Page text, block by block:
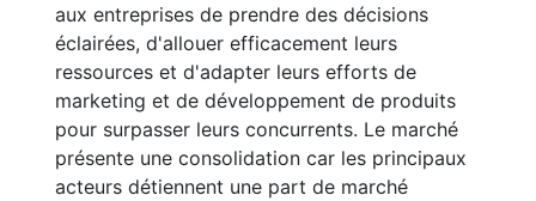
aux entreprises de prendre des décisions
éclairées, d'allouer efficacement leurs
ressources et d'adapter leurs efforts de
marketing et de développement de produits
pour surpasser leurs concurrents. Le marché
présente une consolidation car les principaux
acteurs détiennent une part de marché